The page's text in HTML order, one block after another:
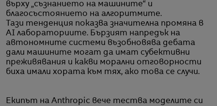
върху „съзнанието на машините“ и
благосъстоянието на алгоритмите.
Тази тенденция показва значителна промяна в
AI лабораториите. Бързият напредък на
автономните системи възобновява дебата
дали машините могат да имат субективни
преживявания и какви морални отговорности
биха имали хората към тях, ако това се случи.
Екипът на Anthropic вече тества моделите си